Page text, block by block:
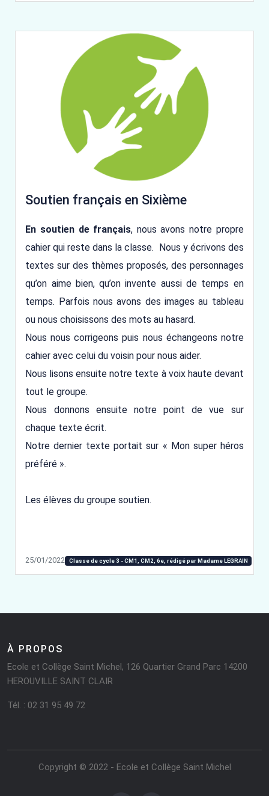
Soutien français en Sixième
En soutien de français, nous avons notre propre
cahier qui reste dans la classe. Nous y écrivons des
textes sur des thèmes proposés, des personnages
qu’on aime bien, qu’on invente aussi de temps en
temps. Parfois nous avons des images au tableau
ou nous choisissons des mots au hasard.
Nous nous corrigeons puis nous échangeons notre
cahier avec celui du voisin pour nous aider.
Nous lisons ensuite notre texte à voix haute devant
tout le groupe.
Nous donnons ensuite notre point de vue sur
chaque texte écrit.
Notre dernier texte portait sur « Mon super héros
préféré ».
Les élèves du groupe soutien.
25/01/2022 Classe de cycle 3 - CM1, CM2, 6e, rédigé par Madame LEGRAIN
À PROPOS
Ecole et Collège Saint Michel, 126 Quartier Grand Parc 14200
HEROUVILLE SAINT CLAIR
Tél. : 02 31 95 49 72
Copyright © 2022 - Ecole et Collège Saint Michel